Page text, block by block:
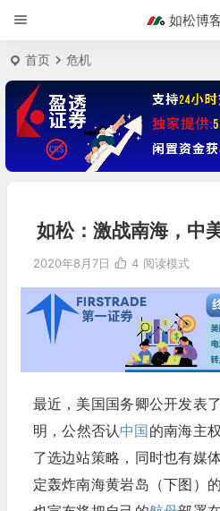
如松博
首页 危机
如松：激战南海，中
2020年8月7日 4 阅读模式
最近，美国国务卿公开发表
明，公然否认中国的南海主
了选边站策略，同时也有媒
定轰炸南海黄岩岛（下图）